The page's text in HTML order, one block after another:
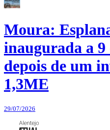
Moura:
inaugurada a 9
depois de um
1,3ME
29/07/2026